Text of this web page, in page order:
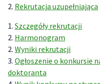
2. Rekrutacja uzupełniająca
1. Szczegóły rekrutacji
2. Harmonogram
2. Wyniki rekrutacji
3. Ogłoszenie o konkursie
doktoranta